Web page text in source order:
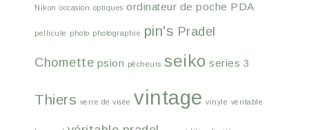
Nikon occasion optiques ordinateur de poche PDA
pellicule photo photographie pin's Pradel
Chomette psion pêcheurs seiko series 3
Thiers verre de visée vintage vinyle véritable